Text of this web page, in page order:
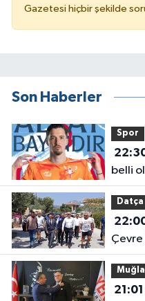
Gazetesi hiçbir şekilde
Son Haberler
Spor
belli
Çevre
21:01